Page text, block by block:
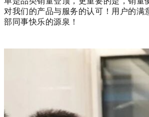
对我们的产品与服务的认可！用户的满
部同事快乐的源泉！